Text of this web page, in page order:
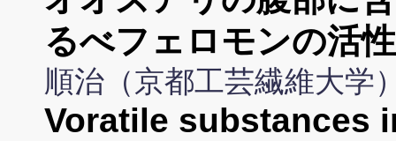
るべフェロモンの活
順治（京都工芸繊維大学
Voratile substances